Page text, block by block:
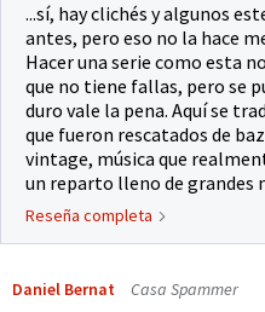
...sí, hay clichés y algunos
antes, pero eso no la hace
Hacer una serie como esta
que no tiene fallas, pero se
duro vale la pena. Aquí se
que fueron rescatados de
vintage, música que
un reparto lleno de grandes
Reseña completa
Daniel Bernat Casa Spammer